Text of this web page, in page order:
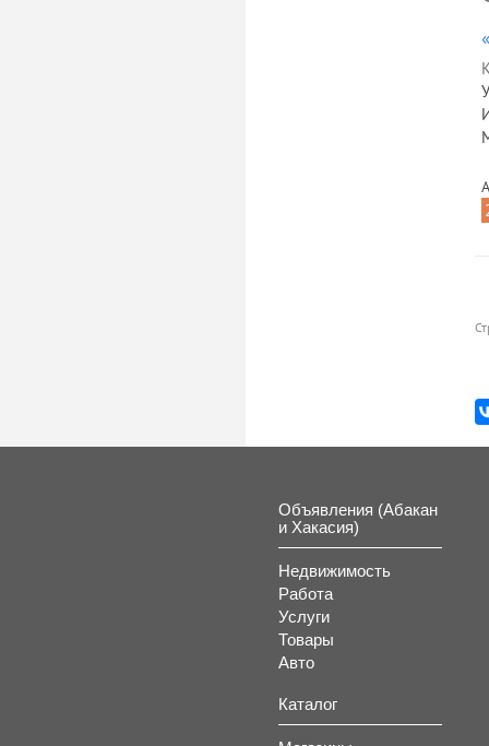
Объявления (Абакан
и Хакасия)
Недвижимость
Работа
Услуги
Товары
Авто
Каталог